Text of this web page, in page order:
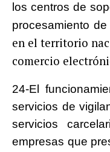
los centros de
procesamiento
en el territorio
comercio
24-El
servicios de
servicios
empresas que